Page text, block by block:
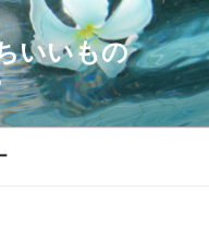
いいもの